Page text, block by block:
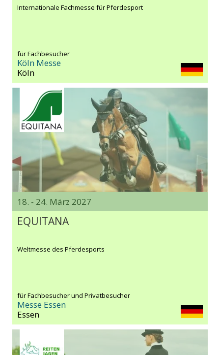
Internationale Fachmesse für Pferdesport
für Fachbesucher
Köln Messe
Köln
18. - 24. März 2027
EQUITANA
Weltmesse des Pferdesports
für Fachbesucher und Privatbesucher
Messe Essen
Essen